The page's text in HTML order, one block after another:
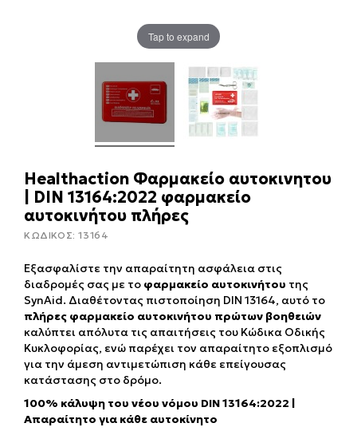
Tap to expand
Healthaction Φαρμακείο αυτοκινητου
| DIN 13164:2022 φαρμακείο
αυτοκινήτου πλήρες
ΚΩΔΙΚΟΣ:13164
Εξασφαλίστε την απαραίτητη ασφάλεια στις
διαδρομές σας με το φαρμακείο αυτοκινήτου της
SynAid. Διαθέτοντας πιστοποίηση DIN 13164, αυτό το
πλήρες φαρμακείο αυτοκινήτου πρώτων βοηθειών
καλύπτει απόλυτα τις απαιτήσεις του Κώδικα Οδικής
Κυκλοφορίας, ενώ παρέχει τον απαραίτητο εξοπλισμό
για την άμεση αντιμετώπιση κάθε επείγουσας
κατάστασης στο δρόμο.
100% κάλυψη του νέου νόμου DIN 13164:2022 |
Απαραίτητο για κάθε αυτοκίνητο